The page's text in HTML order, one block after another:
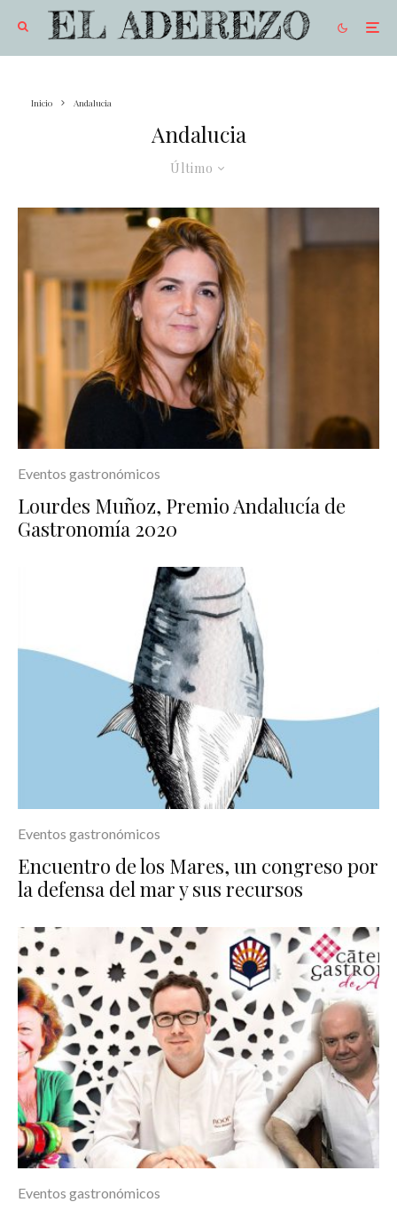
Inicio Andalucia
Andalucia
Último
Eventos gastronómicos
Lourdes Muñoz, Premio Andalucía de
Gastronomía 2020
Eventos gastronómicos
Encuentro de los Mares, un congreso por
la defensa del mar y sus recursos
Eventos gastronómicos